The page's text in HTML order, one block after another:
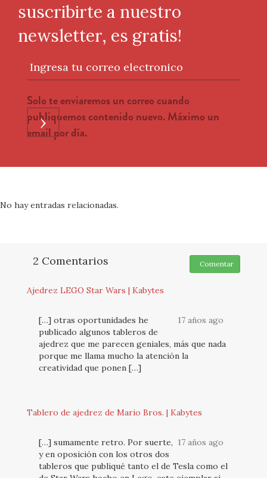
suscribirte a nuestro
newsletter, es gratis!
Ingresa tu correo electronico
Solo te enviaremos un correo cuando
publiquemos contenido nuevo. Máximo un
email por día.
›
No hay entradas relacionadas.
2 Comentarios Comentar
Ajedrez LEGO Star Wars | Kabytes
17 años ago
[…] otras oportunidades he
publicado algunos tableros de
ajedrez que me parecen geniales, más que nada
porque me llama mucho la atención la
creatividad que ponen […]
Tablero de ajedrez de Mario Bros. | Kabytes
17 años ago
[…] sumamente retro. Por suerte,
y en oposición con los otros dos
tableros que publiqué tanto el de Tesla como el